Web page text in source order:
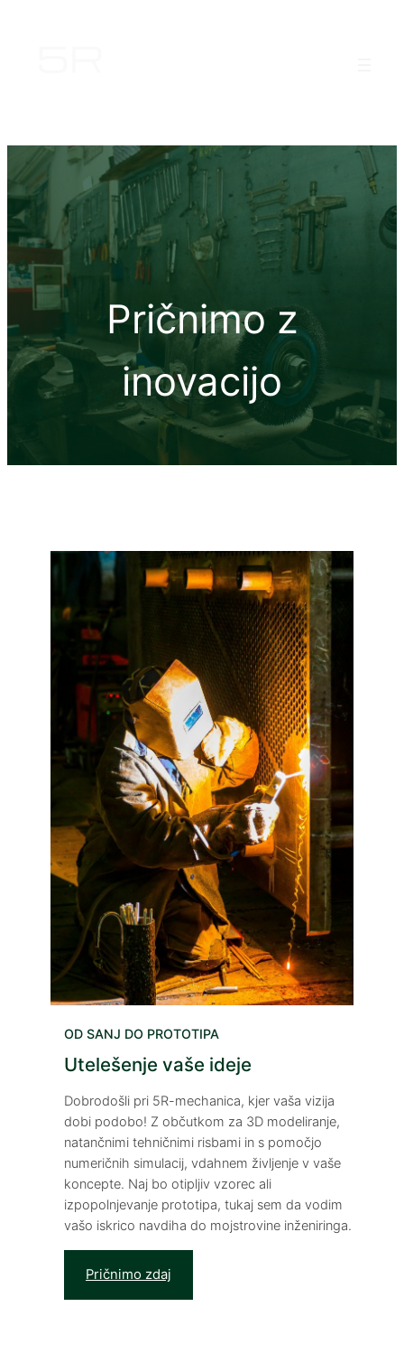
Pričnimo z
inovacijo
OD SANJ DO PROTOTIPA
Utelešenje vaše ideje
Dobrodošli pri 5R-mechanica, kjer vaša vizija
dobi podobo! Z občutkom za 3D modeliranje,
natančnimi tehničnimi risbami in s pomočjo
numeričnih simulacij, vdahnem življenje v vaše
koncepte. Naj bo otipljiv vzorec ali
izpopolnjevanje prototipa, tukaj sem da vodim
vašo iskrico navdiha do mojstrovine inženiringa.
Pričnimo zdaj